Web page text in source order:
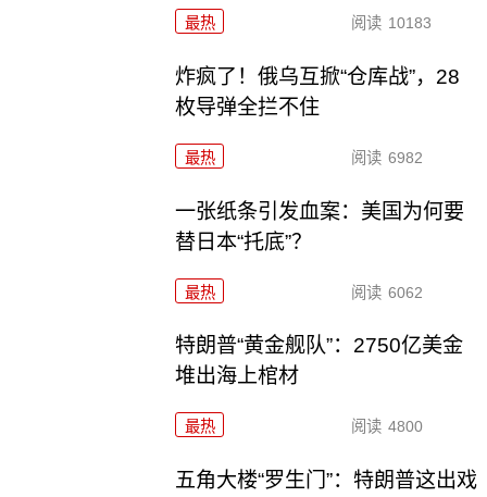
最热 阅读 10183
炸疯了！俄乌互掀“仓库战”，28
枚导弹全拦不住
最热 阅读 6982
一张纸条引发血案：美国为何要
替日本“托底”？
最热 阅读 6062
特朗普“黄金舰队”：2750亿美金
堆出海上棺材
最热 阅读 4800
五角大楼“罗生门”：特朗普这出戏